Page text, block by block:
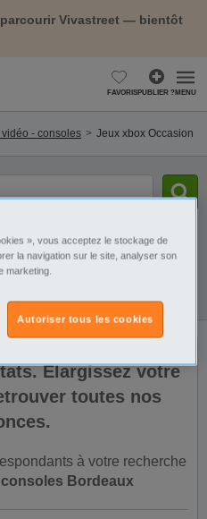
Vivastreet — bientôt
FAVORISPUBLIER ?MENU
- consoles Jeux xbox Occasion
Sélectionnez la localisation
Élargissez votre
toutes nos
à votre recherche
Bordeaux
», vous acceptez le stockage de
la navigation sur le site, analyser son
marketing.
Autoriser tous les cookies